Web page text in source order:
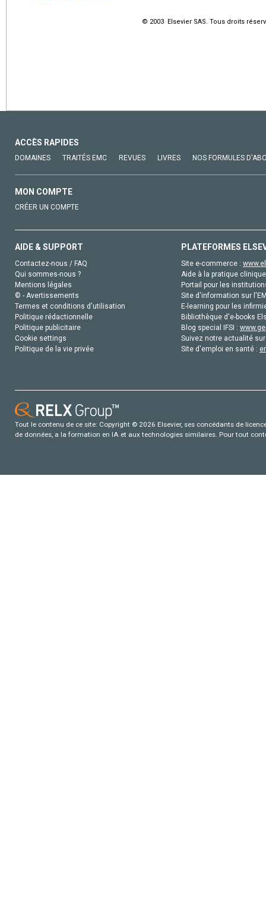
© 2003 Elsevier SAS. Tous droits
ACCÈS RAPIDES
DOMAINES TRAITÉS EMC REVUES LIVRES NOS FORMULES
MON COMPTE
CRÉER UN COMPTE
AIDE & SUPPORT
Contactez-nous / FAQ
Qui sommes-nous ?
Mentions légales
© - Avertissements
Termes et conditions d'utilisation
Politique rédactionnelle
Politique publicitaire
Cookie settings
Politique de la vie privée
PLATEFORMES
Site e-commerce :
Aide à la pratique
Portail pour les
Site d'information sur
E-learning pour les
Bibliothèque d'e-books
Blog special IFSI :
Suivez notre actualité
Site d'emploi en santé :
Tout le contenu de ce site: Copyright © 2026 Elsevier, ses concédants de
de données, a la formation en IA et aux technologies similaires. Pour tout